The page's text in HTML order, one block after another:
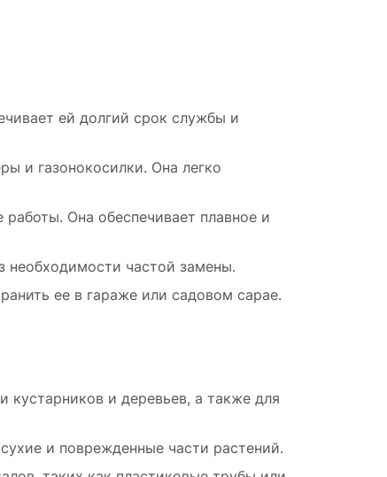
ей долгий срок службы и
и газонокосилки. Она легко
работы. Она обеспечивает плавное и
необходимости частой замены.
ее в гараже или садовом сарае.
кустарников и деревьев, а также для
и поврежденные части растений.